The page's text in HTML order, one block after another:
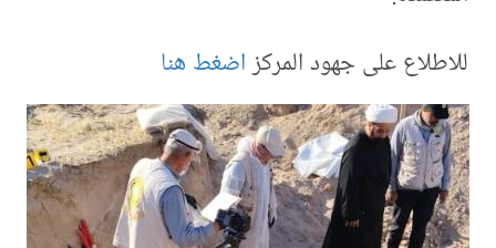
للاطلاع على جهود المركز اضغط هنا